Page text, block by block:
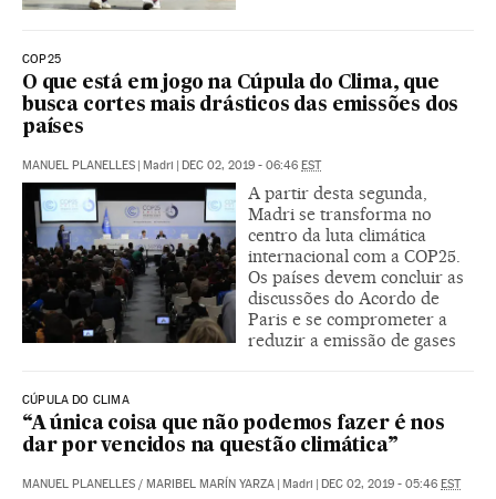
COP25
O que está em jogo na Cúpula do Clima, que
busca cortes mais drásticos das emissões dos
países
MANUEL PLANELLES | Madri | DEC 02, 2019 - 06:46 EST
A partir desta segunda,
Madri se transforma no
centro da luta climática
internacional com a COP25.
Os países devem concluir as
discussões do Acordo de
Paris e se comprometer a
reduzir a emissão de gases
CÚPULA DO CLIMA
“A única coisa que não podemos fazer é nos
dar por vencidos na questão climática”
MANUEL PLANELLES / MARIBEL MARÍN YARZA | Madri | DEC 02, 2019 - 05:46 EST